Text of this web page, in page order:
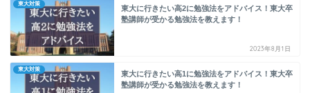
東大対策
東大に行きたい高2に勉強法をアドバイス！東大卒
塾講師が受かる勉強法を教えます！
2023年8月1日
東大対策
東大に行きたい高1に勉強法をアドバイス！東大卒
塾講師が受かる勉強法を教えます！